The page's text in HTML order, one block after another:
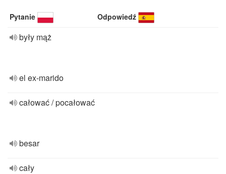
Pytanie Odpowiedź
były mąż
el ex-marido
całować / pocałować
besar
cały